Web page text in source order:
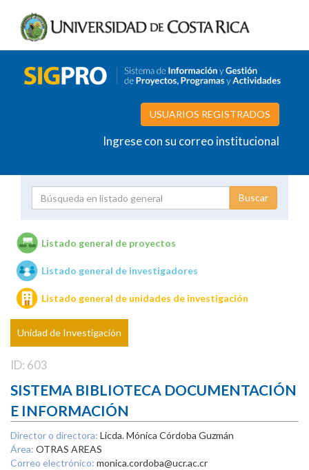
USUARIOS REGISTRADOS
Ingrese con su correo institucional
Unidades de investigación
Listado general de proyectos
Listado general de investigadores
Listado general de unidades de investigación
Unidad de Investigación
ID: 603
SISTEMA BIBLIOTECA DOCUMENTACIÓN
E INFORMACIÓN
Director o directora: Licda. Mónica Córdoba Guzmán
Área: OTRAS AREAS
Correo electrónico: monica.cordoba@ucr.ac.cr